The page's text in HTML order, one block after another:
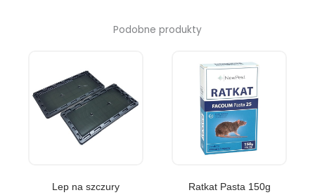
Podobne produkty
Lep na szczury
Ratkat Pasta 150g